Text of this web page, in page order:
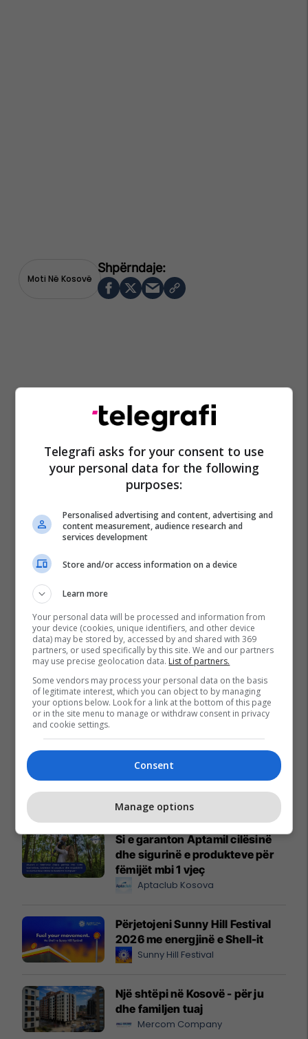
Moti Në Kosovë
Promo Reklamo këtu
IPKO thyen rekordin e trafikut
mobil në Kosovë, arrin kulmin
prej 60 Gbps
Si e garanton Aptamil cilësinë
dhe sigurinë e produkteve për
fëmijët mbi 1 vjeç
Aptaclub Kosova
Përjetojeni Sunny Hill Festival
2026 me energjinë e Shell-it
Sunny Hill Festival
Një shtëpi në Kosovë - për ju
dhe familjen tuaj
Mercom Company
Telegrafi asks for your consent to use
your personal data for the following
purposes:
Personalised advertising and content, advertising and
content measurement, audience research and
services development
Store and/or access information on a device
Learn more
Your personal data will be processed and information from
your device (cookies, unique identifiers, and other device
data) may be stored by, accessed by and shared with 369
partners, or used specifically by this site. We and our partners
may use precise geolocation data. List of partners.
Some vendors may process your personal data on the basis
of legitimate interest, which you can object to by managing
your options below. Look for a link at the bottom of this page
or in the site menu to manage or withdraw consent in privacy
and cookie settings.
Consent
Manage options